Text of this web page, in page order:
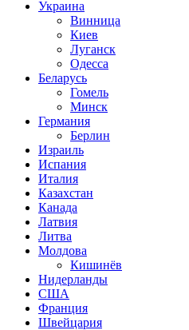
Украина
Винница
Киев
Луганск
Одесса
Беларусь
Гомель
Минск
Германия
Берлин
Израиль
Испания
Италия
Казахстан
Канада
Латвия
Литва
Молдова
Кишинёв
Нидерланды
США
Франция
Швейцария